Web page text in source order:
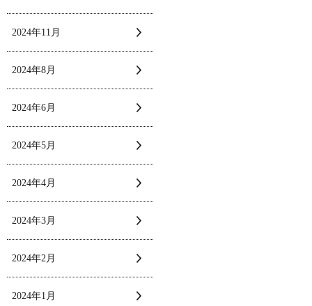
2024年11月
2024年8月
2024年6月
2024年5月
2024年4月
2024年3月
2024年2月
2024年1月